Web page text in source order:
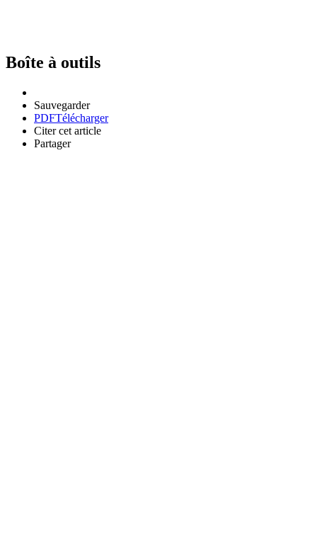
Boîte à outils
Sauvegarder
PDFTélécharger
Citer cet article
Partager